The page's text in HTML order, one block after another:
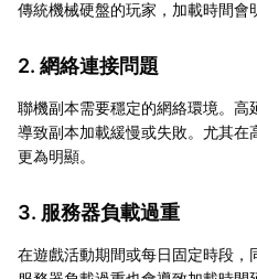
傳統機械硬盤的玩家，加載時間會
2. 網絡連接問題
聯機副本需要穩定的網絡環境。高
導致副本加載緩慢或失敗。尤其在
更為明顯。
3. 服務器負載過重
在遊戲活動期間或每日固定時段，